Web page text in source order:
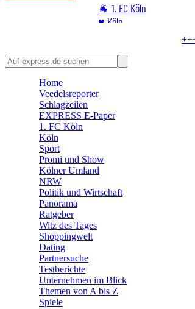
🐐 1. FC Köln
♥️ Köln
🏆 Sport
🛒 Shoppingwelt
Zoff um
Home
Veedelsreporter
Schlagzeilen
EXPRESS E-Paper
1. FC Köln
Köln
Sport
Promi und Show
Kölner Umland
NRW
Politik und Wirtschaft
Panorama
Ratgeber
Witz des Tages
Shoppingwelt
Dating
Partnersuche
Testberichte
Unternehmen im Blick
Themen von A bis Z
Spiele